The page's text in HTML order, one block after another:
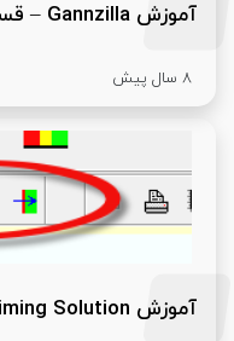
آموزش Gannzilla – قسمت 5
8 سال پیش
آموزش Timing Solution – قسمت 4